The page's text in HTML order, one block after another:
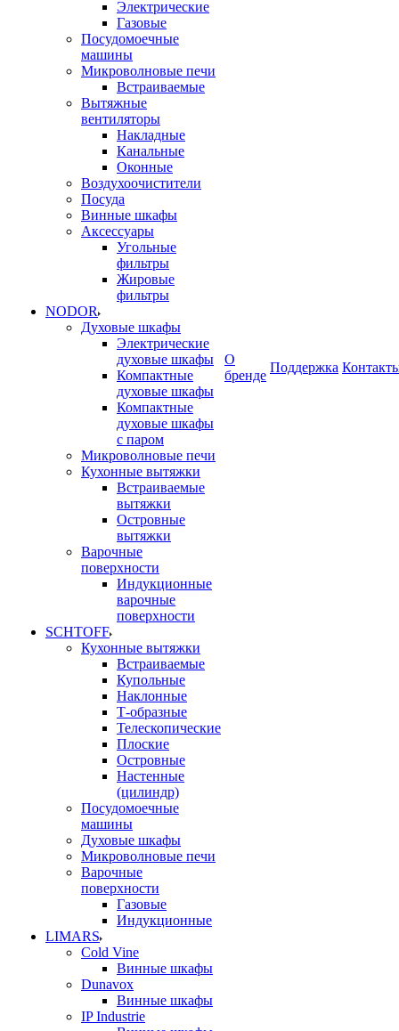
Электрические
Газовые
Посудомоечные
машины
Микроволновые печи
Встраиваемые
Вытяжные
вентиляторы
Накладные
Канальные
Оконные
Воздухоочистители
Посуда
Винные шкафы
Аксессуары
Угольные
фильтры
Жировые
фильтры
NODOR
Духовые шкафы
Электрические
духовые шкафы
Компактные
духовые шкафы
Компактные
духовые шкафы
с паром
Микроволновые печи
Кухонные вытяжки
Встраиваемые
вытяжки
Островные
вытяжки
Варочные
поверхности
Индукционные
варочные
поверхности
SCHTOFF
Кухонные вытяжки
Встраиваемые
Купольные
Наклонные
Т-образные
Телескопические
Плоские
Островные
Настенные
(цилиндр)
Посудомоечные
машины
Духовые шкафы
Микроволновые печи
Варочные
поверхности
Газовые
Индукционные
LIMARS
Cold Vine
Винные шкафы
Dunavox
Винные шкафы
IP Industrie
О
бренде
Поддержка